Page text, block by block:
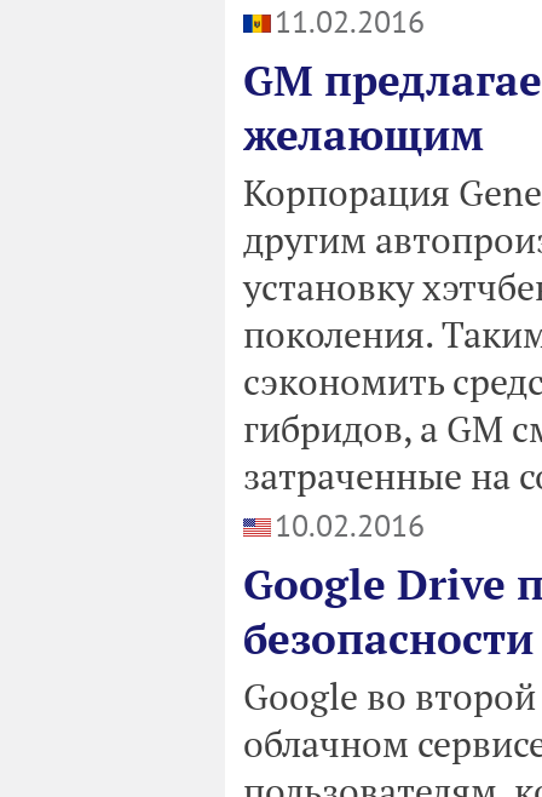
11.02.2016
GM
желающим
Корпорация
другим
установку
поколения.
сэкономить
гибридов, а GM
затраченные на
10.02.2016
Google Drive
Google во
облачном